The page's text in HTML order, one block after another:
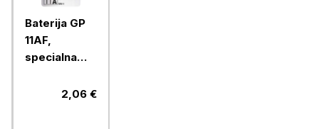
Baterija GP
11AF,
specialna
2,06 €